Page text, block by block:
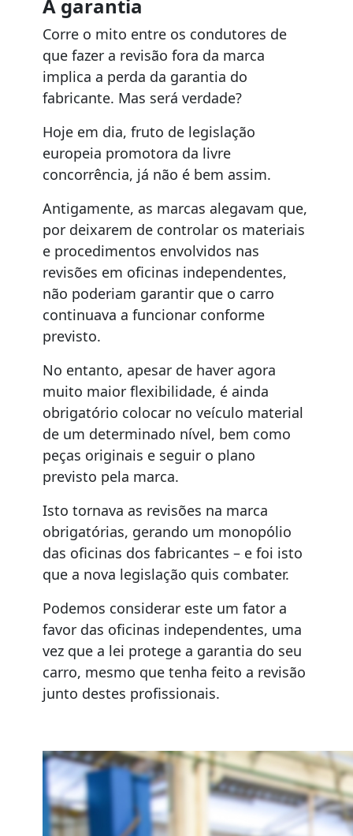
A garantia
Corre o mito entre os condutores de
que fazer a revisão fora da marca
implica a perda da garantia do
fabricante. Mas será verdade?
Hoje em dia, fruto de legislação
europeia promotora da livre
concorrência, já não é bem assim.
Antigamente, as marcas alegavam que,
por deixarem de controlar os materiais
e procedimentos envolvidos nas
revisões em oficinas independentes,
não poderiam garantir que o carro
continuava a funcionar conforme
previsto.
No entanto, apesar de haver agora
muito maior flexibilidade, é ainda
obrigatório colocar no veículo material
de um determinado nível, bem como
peças originais e seguir o plano
previsto pela marca.
Isto tornava as revisões na marca
obrigatórias, gerando um monopólio
das oficinas dos fabricantes – e foi isto
que a nova legislação quis combater.
Podemos considerar este um fator a
favor das oficinas independentes, uma
vez que a lei protege a garantia do seu
carro, mesmo que tenha feito a revisão
junto destes profissionais.